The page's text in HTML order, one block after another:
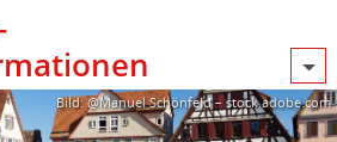
Bild: @Manuel Schönfeld – stock.adobe.com